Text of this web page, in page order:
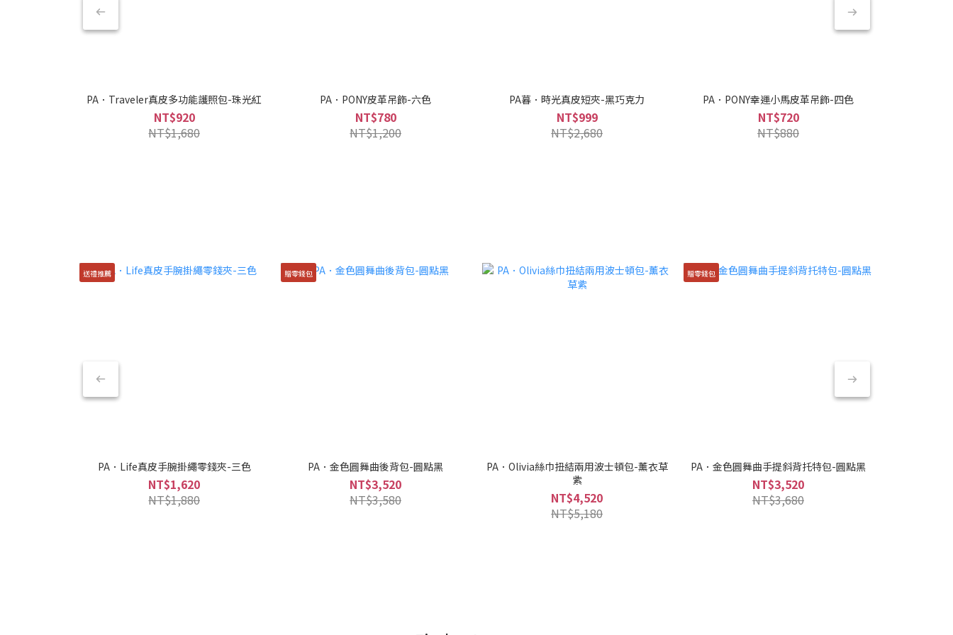
PA．Traveler真皮多功能護照包-珠光紅
NT$920
NT$1,680
PA．PONY皮革吊飾-六色
NT$780
NT$1,200
PA暮．時光真皮短夾-黑巧克力
NT$999
NT$2,680
PA．PONY幸運小馬皮革吊飾-四色
NT$720
NT$880
送禮推薦
PA．Life真皮手腕掛繩零錢夾-三色
NT$1,620
NT$1,880
贈零錢包
PA．金色圓舞曲後背包-圓點黑
NT$3,520
NT$3,580
PA．Olivia絲巾扭結兩用波士頓包-薰衣草
紫
NT$4,520
NT$5,180
贈零錢包
PA．金色圓舞曲手提斜背托特包-圓點黑
NT$3,520
NT$3,680